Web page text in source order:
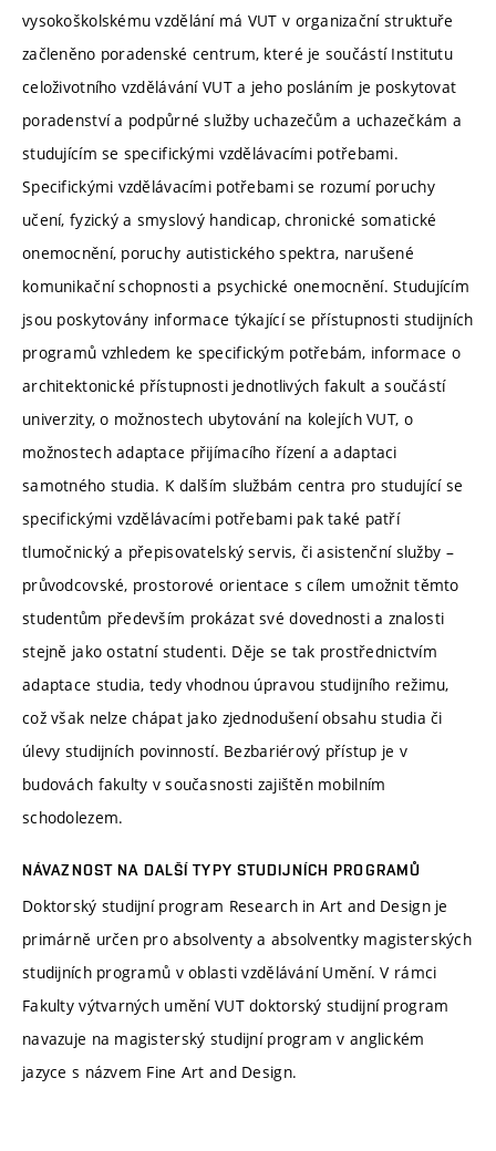
vysokoškolskému vzdělání má VUT v organizační struktuře
začleněno poradenské centrum, které je součástí Institutu
celoživotního vzdělávání VUT a jeho posláním je poskytovat
poradenství a podpůrné služby uchazečům a uchazečkám a
studujícím se specifickými vzdělávacími potřebami.
Specifickými vzdělávacími potřebami se rozumí poruchy
učení, fyzický a smyslový handicap, chronické somatické
onemocnění, poruchy autistického spektra, narušené
komunikační schopnosti a psychické onemocnění. Studujícím
jsou poskytovány informace týkající se přístupnosti studijních
programů vzhledem ke specifickým potřebám, informace o
architektonické přístupnosti jednotlivých fakult a součástí
univerzity, o možnostech ubytování na kolejích VUT, o
možnostech adaptace přijímacího řízení a adaptaci
samotného studia. K dalším službám centra pro studující se
specifickými vzdělávacími potřebami pak také patří
tlumočnický a přepisovatelský servis, či asistenční služby –
průvodcovské, prostorové orientace s cílem umožnit těmto
studentům především prokázat své dovednosti a znalosti
stejně jako ostatní studenti. Děje se tak prostřednictvím
adaptace studia, tedy vhodnou úpravou studijního režimu,
což však nelze chápat jako zjednodušení obsahu studia či
úlevy studijních povinností. Bezbariérový přístup je v
budovách fakulty v současnosti zajištěn mobilním
schodolezem.
NÁVAZNOST NA DALŠÍ TYPY STUDIJNÍCH PROGRAMŮ
Doktorský studijní program Research in Art and Design je
primárně určen pro absolventy a absolventky magisterských
studijních programů v oblasti vzdělávání Umění. V rámci
Fakulty výtvarných umění VUT doktorský studijní program
navazuje na magisterský studijní program v anglickém
jazyce s názvem Fine Art and Design.